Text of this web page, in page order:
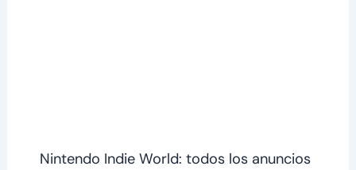
Nintendo Indie World: todos los anuncios